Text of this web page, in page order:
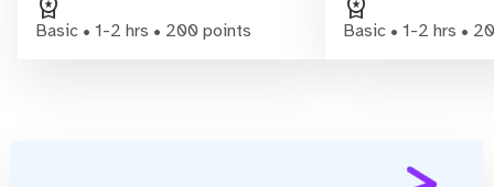
workspace_premium
Basic • 1-2 hrs • 200 points
workspace_premium
Basic • 1-2 hrs •